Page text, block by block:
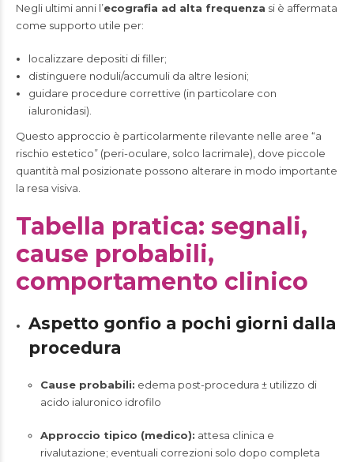
Negli ultimi anni l’ecografia ad alta frequenza si è affermata
come supporto utile per:
localizzare depositi di filler;
distinguere noduli/accumuli da altre lesioni;
guidare procedure correttive (in particolare con
ialuronidasi).
Questo approccio è particolarmente rilevante nelle aree “a
rischio estetico” (peri-oculare, solco lacrimale), dove piccole
quantità mal posizionate possono alterare in modo importante
la resa visiva.
Tabella pratica: segnali,
cause probabili,
comportamento clinico
Aspetto gonfio a pochi giorni dalla
procedura
Cause probabili: edema post-procedura ± utilizzo di
acido ialuronico idrofilo
Approccio tipico (medico): attesa clinica e
rivalutazione; eventuali correzioni solo dopo completa